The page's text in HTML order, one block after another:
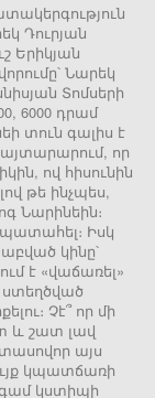
Դուրյան
Երիկյան
Նարեկ
Տոմսերի
6000 դրամ
տուն գալիս է
որ
ով հիսունին
թե ինչպես,
Նարինեին։
Իսկ
կինը՝
է «վաճառել»
ստեղծված
Չէ՞ որ մի
և շատ լավ
այս
կպատճառի
կստիպի